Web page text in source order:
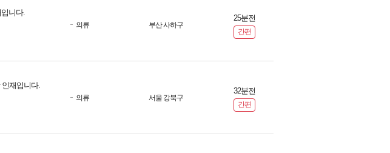
니다.
의류 부산 사하구
25분전
간편
재입니다.
의류 서울 강북구
32분전
간편